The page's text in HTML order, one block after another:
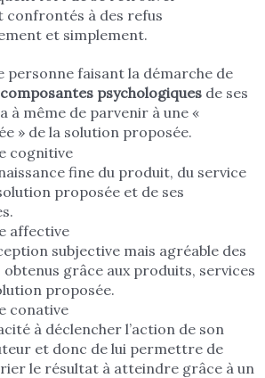
confrontés à des refus
et simplement.
personne faisant la démarche de
psychologiques de ses
à même de parvenir à une «
» de la solution proposée.
cognitive
fine du produit, du service
proposée et de ses
affective
subjective mais agréable des
grâce aux produits, services
proposée.
conative
à déclencher l’action de son
et donc de lui permettre de
le résultat à atteindre grâce à un